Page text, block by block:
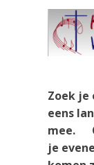
Zoek je
eens
mee.
je